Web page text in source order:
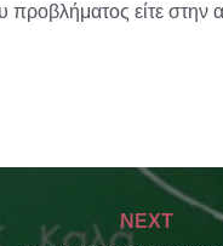
προβλήματος είτε στην
NEXT